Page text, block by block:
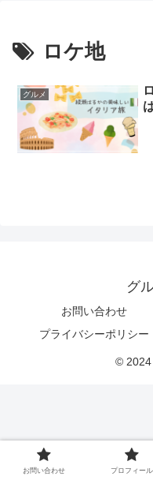
ロケ地
グルメ
グ
お問い合わせ
プライバシーポリシー
© 2024
お問い合わせ プロフィール